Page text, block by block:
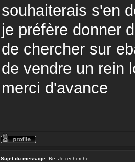
souhaiterais s'en
je préfère donner
de chercher sur
de vendre un rein
merci d'avance
Sujet du message: Re: Je recherche ...